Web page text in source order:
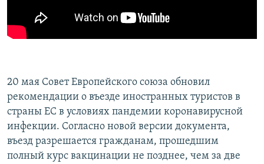
ПОБЕДИТЕЛЕЙ НЕ СУДЯТ?
КРЫМ.НЕПОКОРЕННЫЙ
ПРИСОЕДИНЯЙТЕСЬ!
Все сайты RFE/RL
20 мая Совет Европейского союза обновил
рекомендации о въезде иностранных туристов в
страны ЕС в условиях пандемии коронавирусной
инфекции. Согласно новой версии документа,
въезд разрешается гражданам, прошедшим
полный курс вакцинации не позднее, чем за две